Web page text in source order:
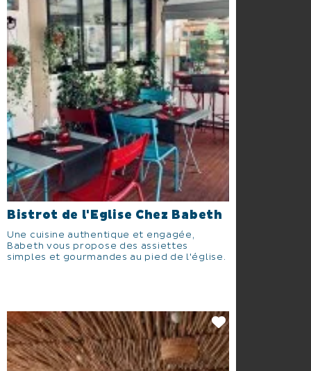
Bistrot de l'Eglise Chez Babeth
Une cuisine authentique et engagée,
Babeth vous propose des assiettes
simples et gourmandes au pied de l'église.